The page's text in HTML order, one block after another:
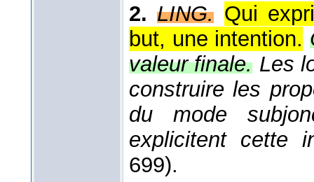
2. LING. Qui
but, une intention.
valeur finale. Les
construire les
du mode
explicitent cette
699).